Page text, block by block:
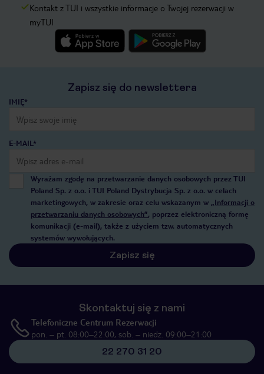
Kontakt z TUI i wszystkie informacje o Twojej rezerwacji w
myTUI
Zapisz się do newslettera
IMIĘ*
E-MAIL*
Wyrażam zgodę na przetwarzanie danych osobowych przez TUI
Poland Sp. z o.o. i TUI Poland Dystrybucja Sp. z o.o. w celach
marketingowych, w zakresie oraz celu wskazanym w „Informacji o
przetwarzaniu danych osobowych”, poprzez elektroniczną formę
komunikacji (e-mail), także z użyciem tzw. automatycznych
systemów wywołujących.
Zapisz się
Skontaktuj się z nami
Telefoniczne Centrum Rezerwacji
pon. – pt. 08:00–22:00, sob. – niedz. 09:00–21:00
22 270 31 20